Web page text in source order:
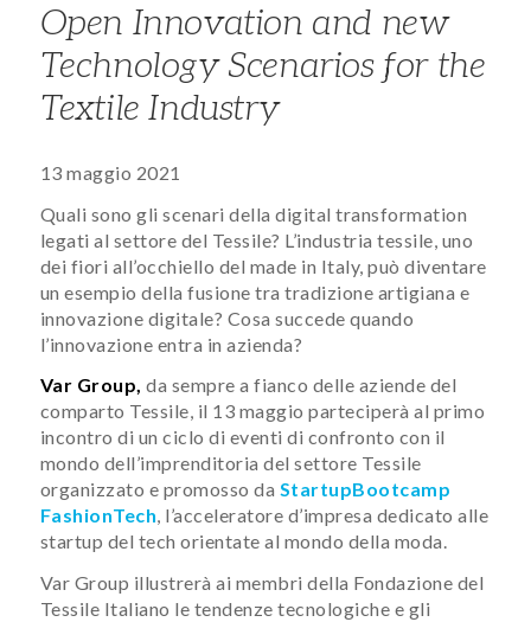
Open Innovation and new
Technology Scenarios for the
Textile Industry
13 maggio 2021
Quali sono gli scenari della digital transformation
legati al settore del Tessile? L’industria tessile, uno
dei fiori all’occhiello del made in Italy, può diventare
un esempio della fusione tra tradizione artigiana e
innovazione digitale? Cosa succede quando
l’innovazione entra in azienda?
Var Group, da sempre a fianco delle aziende del
comparto Tessile, il 13 maggio parteciperà al primo
incontro di un ciclo di eventi di confronto con il
mondo dell’imprenditoria del settore Tessile
organizzato e promosso da StartupBootcamp
FashionTech, l’acceleratore d’impresa dedicato alle
startup del tech orientate al mondo della moda.
Var Group illustrerà ai membri della Fondazione del
Tessile Italiano le tendenze tecnologiche e gli